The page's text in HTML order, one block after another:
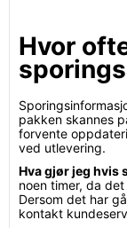
Hvor
pakken skannes
forvente
ved utlevering.
Hva gjør jeg hvis
noen timer, da
Dersom det har
kontakt